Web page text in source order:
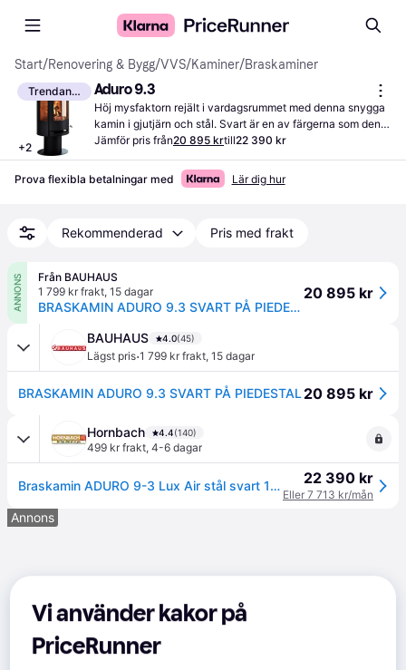
Start/Renovering & Bygg/VVS/Kaminer/Braskaminer
Trendande
+2
Aduro 9.3
Höj mysfaktorn rejält i vardagsrummet med denna snygga
kamin i gjutjärn och stål. Svart är en av färgerna som den
här kaminen finns att köpa i.
Jämför pris från20 895 krtill22 390 kr
Prova flexibla betalningar med Lär dig hur
Rekommenderad Pris med frakt
ANNONS
Från BAUHAUS
1 799 kr frakt, 15 dagar
BRASKAMIN ADURO 9.3 SVART PÅ PIEDESTAL
20 895 kr
BAUHAUS 4.0(45)
Lägst pris·1 799 kr frakt, 15 dagar
BRASKAMIN ADURO 9.3 SVART PÅ PIEDESTAL 20 895 kr
Hornbach 4.4(140)
499 kr frakt, 4-6 dagar
Braskamin ADURO 9-3 Lux Air stål svart 114x50x45,8cm 8 kW 22 390 kr
Eller 7 713 kr/mån
Annons
Vi använder kakor på
PriceRunner